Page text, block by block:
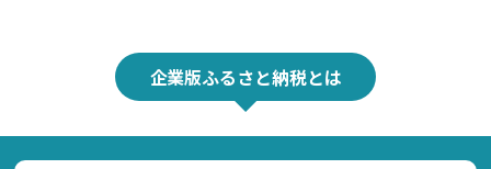
企業版ふるさと納税とは